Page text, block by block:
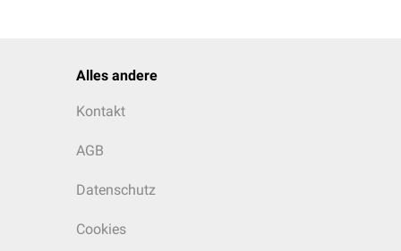
Alles andere
Kontakt
AGB
Datenschutz
Cookies